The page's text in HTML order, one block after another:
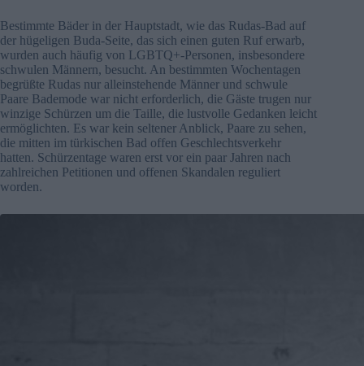
Bestimmte Bäder in der Hauptstadt, wie das Rudas-Bad auf
der hügeligen Buda-Seite, das sich einen guten Ruf erwarb,
wurden auch häufig von LGBTQ+-Personen, insbesondere
schwulen Männern, besucht. An bestimmten Wochentagen
begrüßte Rudas nur alleinstehende Männer und schwule
Paare Bademode war nicht erforderlich, die Gäste trugen nur
winzige Schürzen um die Taille, die lustvolle Gedanken leicht
ermöglichten. Es war kein seltener Anblick, Paare zu sehen,
die mitten im türkischen Bad offen Geschlechtsverkehr
hatten. Schürzentage waren erst vor ein paar Jahren nach
zahlreichen Petitionen und offenen Skandalen reguliert
worden.